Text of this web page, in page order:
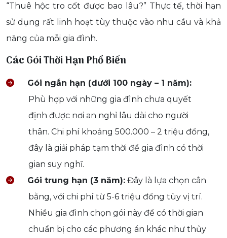
“Thuê hộc tro cốt được bao lâu?” Thực tế, thời hạn
sử dụng rất linh hoạt tùy thuộc vào nhu cầu và khả
năng của mỗi gia đình.
Các Gói Thời Hạn Phổ Biến
Gói ngắn hạn (dưới 100 ngày – 1 năm):
Phù hợp với những gia đình chưa quyết
định được nơi an nghỉ lâu dài cho người
thân. Chi phí khoảng 500.000 – 2 triệu đồng,
đây là giải pháp tạm thời để gia đình có thời
gian suy nghĩ.
Gói trung hạn (3 năm): Đây là lựa chọn cân
bằng, với chi phí từ 5-6 triệu đồng tùy vị trí.
Nhiều gia đình chọn gói này để có thời gian
chuẩn bị cho các phương án khác như thủy